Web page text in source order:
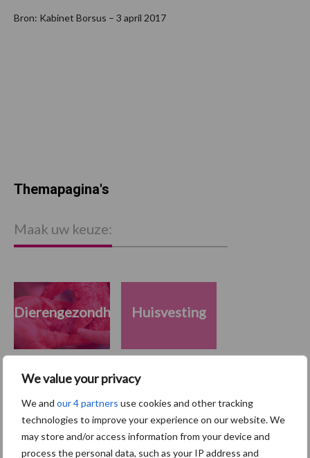
We value your privacy
We and our 4 partners use cookies and other tracking
technologies to improve your experience on our website. We
may store and/or access information from your device and
process the personal data, such as your IP address and
Bron: Kabinet Borsus – 3 april 2017
Themapagina's
Maak uw keuze:
Dierengezondheid Huisvesting
Toon meer